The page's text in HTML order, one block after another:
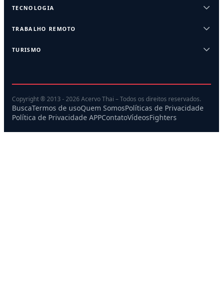
TECNOLOGIA
TRABALHO REMOTO
TURISMO
Copyright ® 2013 - 2026 Acervo Thai – Todos os direitos reservados.
BuscaTermos de usoQuem SomosPolíticas de Privacidade
Política de Privacidade APPContatoVídeosFighters